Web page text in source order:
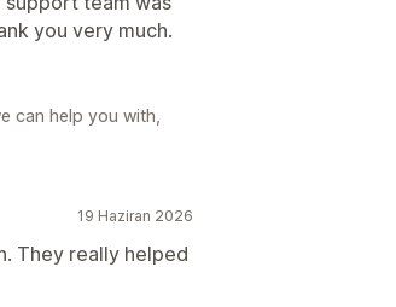
you very much.
can help you with,
19 Haziran 2026
They really helped